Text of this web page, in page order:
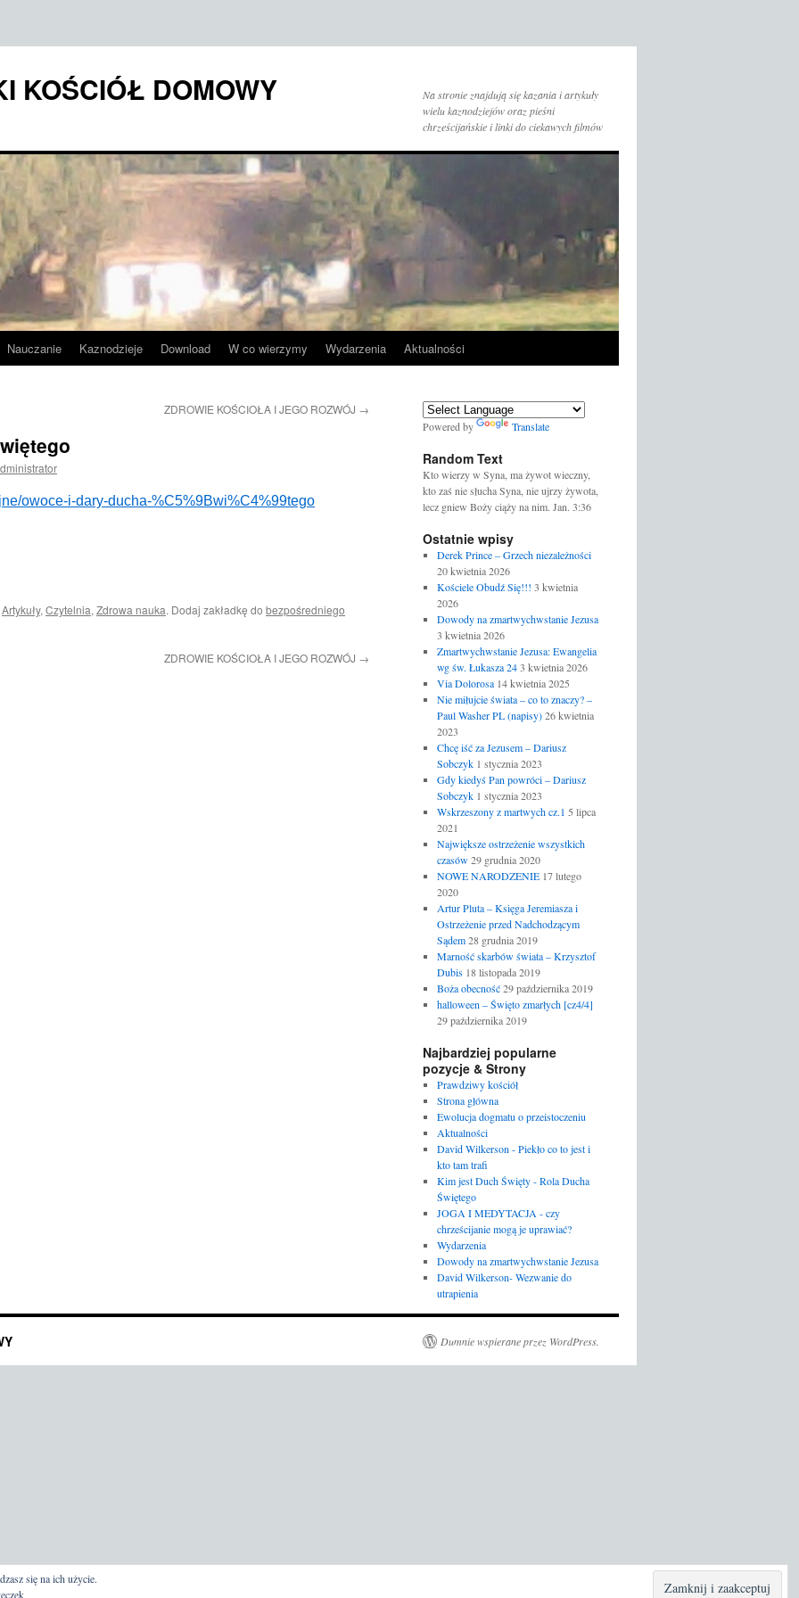
KOŚCIÓŁ DOMOWY
Na stronie znajdują się kazania i artykuły
wielu kaznodziejów oraz pieśni
chrześcijańskie i linki do ciekawych filmów
Nauczanie Kaznodzieje Download W co wierzymy Wydarzenia Aktualności
ZDROWIE KOŚCIOŁA I JEGO ROZWÓJ →
owoce-i-dary-ducha-%C5%9Bwi%C4%99tego
Artykuły, Czytelnia, Zdrowa nauka. Dodaj zakładkę do bezpośredniego
ZDROWIE KOŚCIOŁA I JEGO ROZWÓJ →
Powered by Translate
Random Text
Kto wierzy w Syna, ma żywot wieczny,
kto zaś nie słucha Syna, nie ujrzy żywota,
lecz gniew Boży ciąży na nim. Jan. 3:36
Ostatnie wpisy
Derek Prince – Grzech niezależności
20 kwietnia 2026
Kościele Obudź Się!!! 3 kwietnia
2026
Dowody na zmartwychwstanie Jezusa
3 kwietnia 2026
Zmartwychwstanie Jezusa: Ewangelia
wg św. Łukasza 24 3 kwietnia 2026
Via Dolorosa 14 kwietnia 2025
Nie miłujcie świata – co to znaczy? –
Paul Washer PL (napisy) 26 kwietnia
2023
Chcę iść za Jezusem – Dariusz
Sobczyk 1 stycznia 2023
Gdy kiedyś Pan powróci – Dariusz
Sobczyk 1 stycznia 2023
Wskrzeszony z martwych cz.1 5 lipca
2021
Największe ostrzeżenie wszystkich
czasów 29 grudnia 2020
NOWE NARODZENIE 17 lutego
2020
Artur Pluta – Księga Jeremiasza i
Ostrzeżenie przed Nadchodzącym
Sądem 28 grudnia 2019
Marność skarbów świata – Krzysztof
Dubis 18 listopada 2019
Boża obecność 29 października 2019
halloween – Święto zmarłych [cz4/4]
29 października 2019
Najbardziej popularne
pozycje & Strony
Prawdziwy kościół
Strona główna
Ewolucja dogmatu o przeistoczeniu
Aktualności
David Wilkerson - Piekło co to jest i
kto tam trafi
Kim jest Duch Święty - Rola Ducha
Świętego
JOGA I MEDYTACJA - czy
chrześcijanie mogą je uprawiać?
Wydarzenia
Dowody na zmartwychwstanie Jezusa
David Wilkerson- Wezwanie do
utrapienia
Dumnie wspierane przez WordPress.
się na ich użycie.